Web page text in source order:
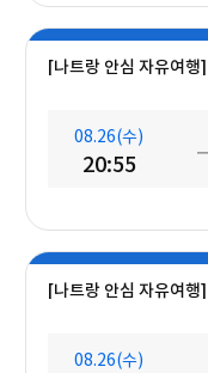
08.26(수)
20:55
08.26(수)